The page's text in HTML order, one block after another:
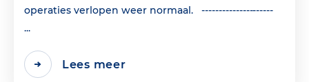
operaties verlopen weer normaal. ---------------------
...
Lees meer